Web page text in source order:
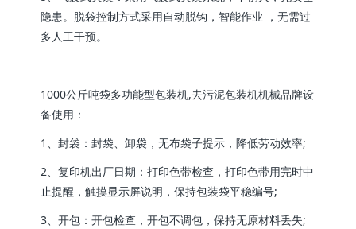
隐患。脱袋控制方式采用自动脱钩，智能作业 ，无需过
多人工干预。
1000公斤吨袋多功能型包装机,去污泥包装机机械品牌设
备使用：
1、封袋：封袋、卸袋，无布袋子提示，降低劳动效率;
2、复印机出厂日期：打印色带检查，打印色带用完时中
止提醒，触摸显示屏说明，保持包装袋平稳编号;
3、开包：开包检查，开包不调包，保持无原材料丢失;